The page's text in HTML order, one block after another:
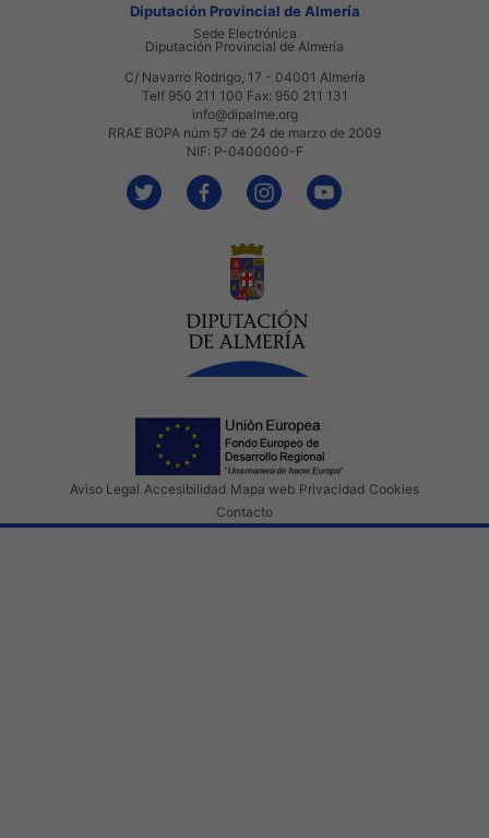
Diputación Provincial de Almería
Sede Electrónica
Diputación Provincial de Almería
C/ Navarro Rodrigo, 17 - 04001 Almería
Telf 950 211 100 Fax: 950 211 131
info@dipalme.org
RRAE BOPA núm 57 de 24 de marzo de 2009
NIF: P-0400000-F
Aviso Legal Accesibilidad Mapa web Privacidad Cookies
Contacto